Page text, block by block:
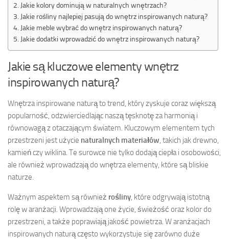
Jakie kolory dominują w naturalnych wnętrzach?
Jakie rośliny najlepiej pasują do wnętrz inspirowanych naturą?
Jakie meble wybrać do wnętrz inspirowanych naturą?
Jakie dodatki wprowadzić do wnętrz inspirowanych naturą?
Jakie są kluczowe elementy wnętrz
inspirowanych naturą?
Wnętrza inspirowane naturą to trend, który zyskuje coraz większą
popularność, odzwierciedlając naszą tęsknotę za harmonią i
równowagą z otaczającym światem. Kluczowym elementem tych
przestrzeni jest użycie naturalnych materiałów, takich jak drewno,
kamień czy wiklina. Te surowce nie tylko dodają ciepła i osobowości,
ale również wprowadzają do wnętrza elementy, które są bliskie
naturze.
Ważnym aspektem są również rośliny, które odgrywają istotną
rolę w aranżacji. Wprowadzają one życie, świeżość oraz kolor do
przestrzeni, a także poprawiają jakość powietrza. W aranżacjach
inspirowanych naturą często wykorzystuje się zarówno duże